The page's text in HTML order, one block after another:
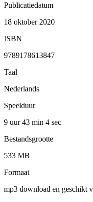
Publicatiedatum
18 oktober 2020
ISBN
9789178613847
Taal
Nederlands
Speelduur
9 uur 43 min 4 sec
Bestandsgrootte
533 MB
Formaat
mp3 download en geschikt